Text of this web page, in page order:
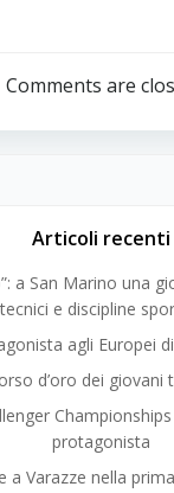
Comments are
Articoli recenti
a San Marino una
tecnici e discipline
agli Europei
d’oro dei giovani
protagonista
a Varazze nella